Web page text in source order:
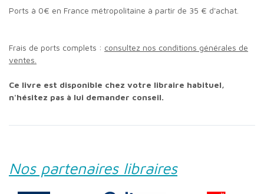
Ports à 0€ en France métropolitaine à partir de 35 € d'achat.
Frais de ports complets : consultez nos conditions générales de
ventes.
Ce livre est disponible chez votre libraire habituel,
n'hésitez pas à lui demander conseil.
Nos partenaires libraires